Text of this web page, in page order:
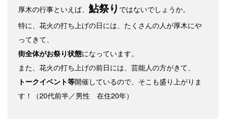
厚木の行事といえば、 鮎祭り ではないでしょうか。
特に、花火の打ち上げの日には、たくさんの人が厚木にや
ってきて、
街全体がお祭り状態になっています。
また、花火の打ち上げの前日には、芸能人の方がきて、
トークイベント等開催しているので、そこも盛り上がりま
す！（20代前半／男性 在住20年）